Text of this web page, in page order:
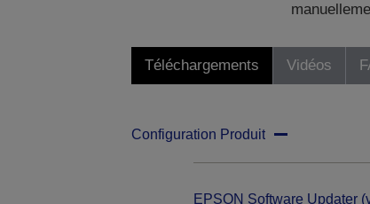
Téléchargements Vidéos
Configuration Produit
EPSON Software Updater